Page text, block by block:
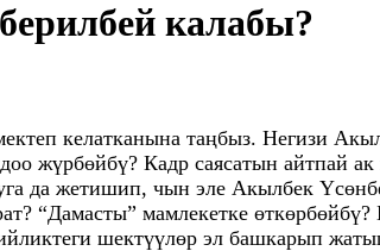
калабы?
келатканына таңбыз. Негизи
жүрбөйбү? Кадр саясатын айтпай
да жетишип, чын эле Акылбек
“Дамасты” мамлекетке
шектүүлөр эл башкарып